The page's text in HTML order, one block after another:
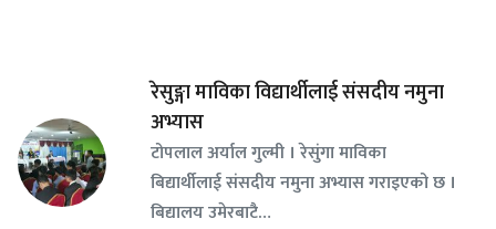
रेसुङ्गा माविका विद्यार्थीलाई संसदीय नमुना
अभ्यास
टोपलाल अर्याल गुल्मी । रेसुंगा माविका
बिद्यार्थीलाई संसदीय नमुना अभ्यास गराइएको छ ।
बिद्यालय उमेरबाटै…